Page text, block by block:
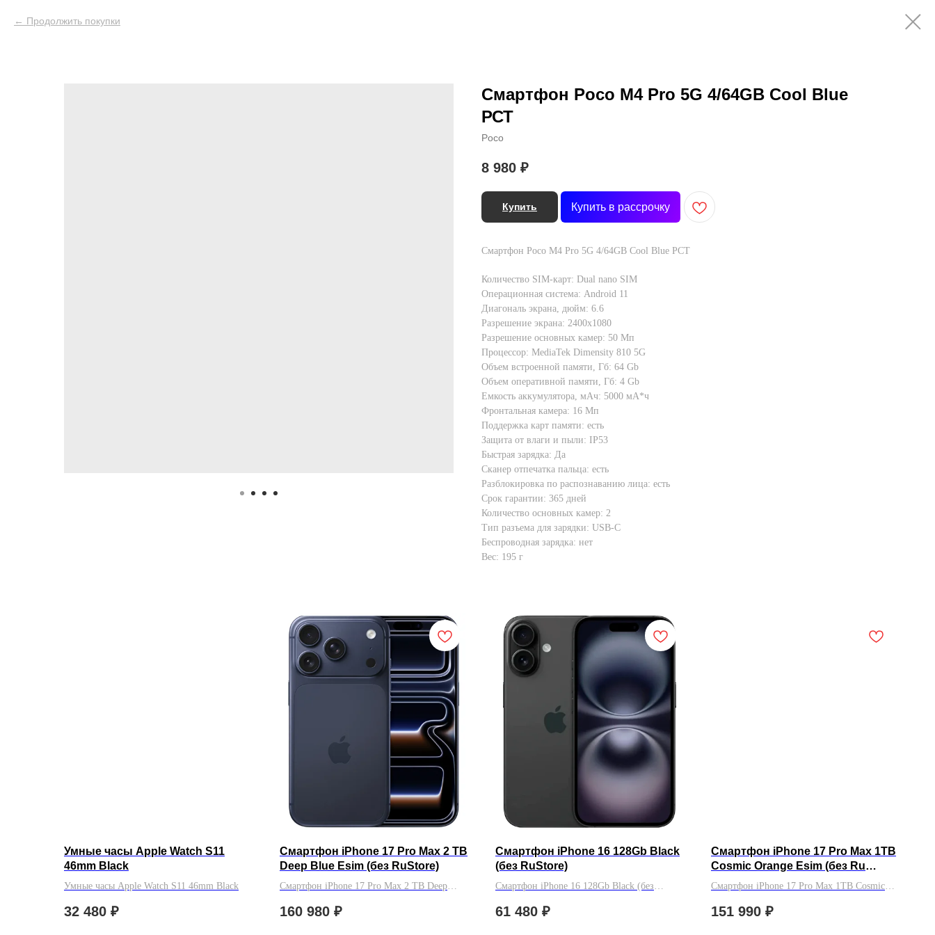
Продолжить покупки
Смартфон Poco M4 Pro 5G 4/64GB Cool Blue
РСТ
Poco
8 980 ₽
Купить Купить в рассрочку
Смартфон Poco M4 Pro 5G 4/64GB Cool Blue РСТ
Количество SIM-карт: Dual nano SIM
Операционная система: Android 11
Диагональ экрана, дюйм: 6.6
Разрешение экрана: 2400x1080
Разрешение основных камер: 50 Мп
Процессор: MediaTek Dimensity 810 5G
Объем встроенной памяти, Гб: 64 Gb
Объем оперативной памяти, Гб: 4 Gb
Емкость аккумулятора, мАч: 5000 мА*ч
Фронтальная камера: 16 Мп
Поддержка карт памяти: есть
Защита от влаги и пыли: IP53
Быстрая зарядка: Да
Сканер отпечатка пальца: есть
Разблокировка по распознаванию лица: есть
Срок гарантии: 365 дней
Количество основных камер: 2
Тип разъема для зарядки: USB-C
Беспроводная зарядка: нет
Вес: 195 г
Умные часы Apple Watch S11
46mm Black
Умные часы Apple Watch S11 46mm Black
32 480 ₽
Смартфон iPhone 17 Pro Max 2 TB
Deep Blue Esim (без RuStore)
Смартфон iPhone 17 Pro Max 2 TB Deep
160 980 ₽
Смартфон iPhone 16 128Gb Black
(без RuStore)
Смартфон iPhone 16 128Gb Black (без
61 480 ₽
Смартфон iPhone 17 Pro Max 1TB
Cosmic Orange Esim (без Ru
Store)
Смартфон iPhone 17 Pro Max 1TB Cosmic
151 990 ₽